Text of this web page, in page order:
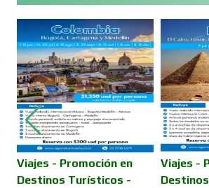
Cajas de Ahorro
Cámaras de Comercio
Camiones para Fletes
Viajes - Promoción en
Destinos Turísticos -
Viajes -